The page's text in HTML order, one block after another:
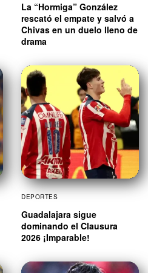
La “Hormiga” González
rescató el empate y salvó a
Chivas en un duelo lleno de
drama
DEPORTES
Guadalajara sigue
dominando el Clausura
2026 ¡Imparable!